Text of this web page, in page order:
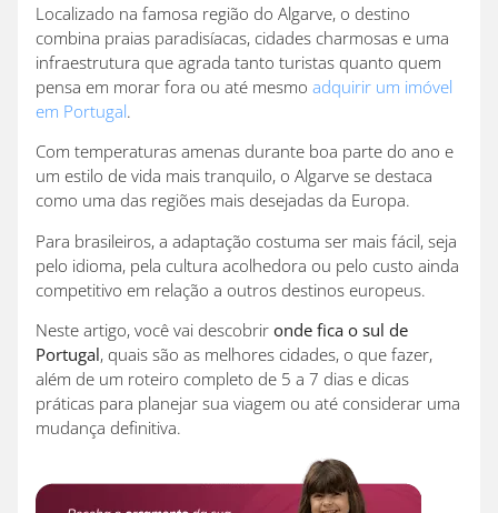
Localizado na famosa região do Algarve, o destino
combina praias paradisíacas, cidades charmosas e uma
infraestrutura que agrada tanto turistas quanto quem
pensa em morar fora ou até mesmo adquirir um imóvel
em Portugal.
Com temperaturas amenas durante boa parte do ano e
um estilo de vida mais tranquilo, o Algarve se destaca
como uma das regiões mais desejadas da Europa.
Para brasileiros, a adaptação costuma ser mais fácil, seja
pelo idioma, pela cultura acolhedora ou pelo custo ainda
competitivo em relação a outros destinos europeus.
Neste artigo, você vai descobrir onde fica o sul de
Portugal, quais são as melhores cidades, o que fazer,
além de um roteiro completo de 5 a 7 dias e dicas
práticas para planejar sua viagem ou até considerar uma
mudança definitiva.